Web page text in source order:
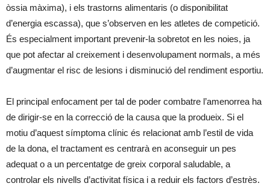
òssia màxima), i els trastorns alimentaris (o disponibilitat
d’energia escassa), que s’observen en les atletes de competició.
És especialment important prevenir-la sobretot en les noies, ja
que pot afectar al creixement i desenvolupament normals, a més
d’augmentar el risc de lesions i disminució del rendiment esportiu.
El principal enfocament per tal de poder combatre l’amenorrea ha
de dirigir-se en la correcció de la causa que la produeix. Si el
motiu d’aquest símptoma clínic és relacionat amb l’estil de vida
de la dona, el tractament es centrarà en aconseguir un pes
adequat o a un percentatge de greix corporal saludable, a
controlar els nivells d’activitat física i a reduir els factors d’estrès.